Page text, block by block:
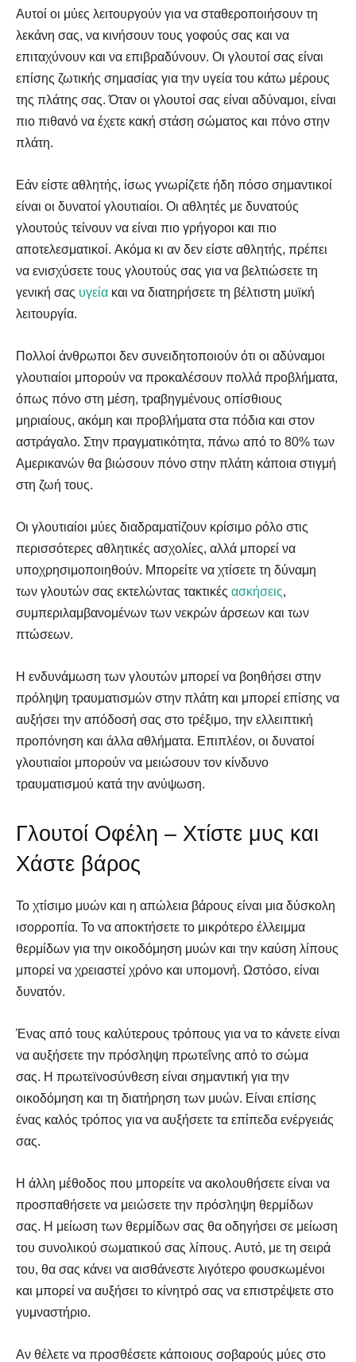
Αυτοί οι μύες λειτουργούν για να σταθεροποιήσουν τη
λεκάνη σας, να κινήσουν τους γοφούς σας και να
επιταχύνουν και να επιβραδύνουν. Οι γλουτοί σας είναι
επίσης ζωτικής σημασίας για την υγεία του κάτω μέρους
της πλάτης σας. Όταν οι γλουτοί σας είναι αδύναμοι, είναι
πιο πιθανό να έχετε κακή στάση σώματος και πόνο στην
πλάτη.
Εάν είστε αθλητής, ίσως γνωρίζετε ήδη πόσο σημαντικοί
είναι οι δυνατοί γλουτιαίοι. Οι αθλητές με δυνατούς
γλουτούς τείνουν να είναι πιο γρήγοροι και πιο
αποτελεσματικοί. Ακόμα κι αν δεν είστε αθλητής, πρέπει
να ενισχύσετε τους γλουτούς σας για να βελτιώσετε τη
γενική σας υγεία και να διατηρήσετε τη βέλτιστη μυϊκή
λειτουργία.
Πολλοί άνθρωποι δεν συνειδητοποιούν ότι οι αδύναμοι
γλουτιαίοι μπορούν να προκαλέσουν πολλά προβλήματα,
όπως πόνο στη μέση, τραβηγμένους οπίσθιους
μηριαίους, ακόμη και προβλήματα στα πόδια και στον
αστράγαλο. Στην πραγματικότητα, πάνω από το 80% των
Αμερικανών θα βιώσουν πόνο στην πλάτη κάποια στιγμή
στη ζωή τους.
Οι γλουτιαίοι μύες διαδραματίζουν κρίσιμο ρόλο στις
περισσότερες αθλητικές ασχολίες, αλλά μπορεί να
υποχρησιμοποιηθούν. Μπορείτε να χτίσετε τη δύναμη
των γλουτών σας εκτελώντας τακτικές ασκήσεις,
συμπεριλαμβανομένων των νεκρών άρσεων και των
πτώσεων.
Η ενδυνάμωση των γλουτών μπορεί να βοηθήσει στην
πρόληψη τραυματισμών στην πλάτη και μπορεί επίσης να
αυξήσει την απόδοσή σας στο τρέξιμο, την ελλειπτική
προπόνηση και άλλα αθλήματα. Επιπλέον, οι δυνατοί
γλουτιαίοι μπορούν να μειώσουν τον κίνδυνο
τραυματισμού κατά την ανύψωση.
Γλουτοί Οφέλη – Χτίστε μυς και
Χάστε βάρος
Το χτίσιμο μυών και η απώλεια βάρους είναι μια δύσκολη
ισορροπία. Το να αποκτήσετε το μικρότερο έλλειμμα
θερμίδων για την οικοδόμηση μυών και την καύση λίπους
μπορεί να χρειαστεί χρόνο και υπομονή. Ωστόσο, είναι
δυνατόν.
Ένας από τους καλύτερους τρόπους για να το κάνετε είναι
να αυξήσετε την πρόσληψη πρωτεΐνης από το σώμα
σας. Η πρωτεϊνοσύνθεση είναι σημαντική για την
οικοδόμηση και τη διατήρηση των μυών. Είναι επίσης
ένας καλός τρόπος για να αυξήσετε τα επίπεδα ενέργειάς
σας.
Η άλλη μέθοδος που μπορείτε να ακολουθήσετε είναι να
προσπαθήσετε να μειώσετε την πρόσληψη θερμίδων
σας. Η μείωση των θερμίδων σας θα οδηγήσει σε μείωση
του συνολικού σωματικού σας λίπους. Αυτό, με τη σειρά
του, θα σας κάνει να αισθάνεστε λιγότερο φουσκωμένοι
και μπορεί να αυξήσει το κίνητρό σας να επιστρέψετε στο
γυμναστήριο.
Αν θέλετε να προσθέσετε κάποιους σοβαρούς μύες στο